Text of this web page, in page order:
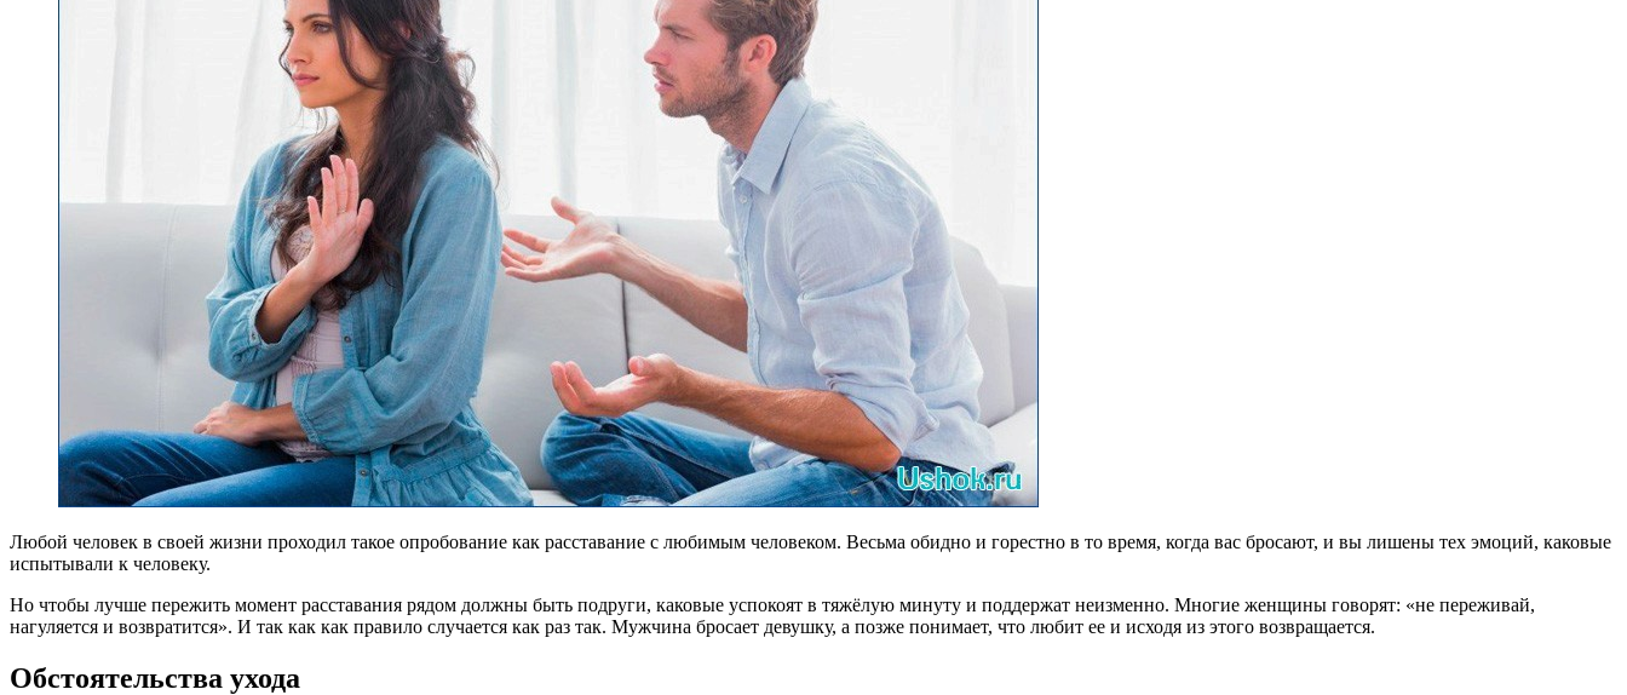
Любой человек в своей жизни проходил такое опробование как расставание с любимым человеком. Весьма обидно и горестно в то время, когда вас бросают, и вы лишены тех эмоций, каковые
испытывали к человеку.
Но чтобы лучше пережить момент расставания рядом должны быть подруги, каковые успокоят в тяжёлую минуту и поддержат неизменно. Многие женщины говорят: «не переживай,
нагуляется и возвратится». И так как как правило случается как раз так. Мужчина бросает девушку, а позже понимает, что любит ее и исходя из этого возвращается.
Обстоятельства ухода